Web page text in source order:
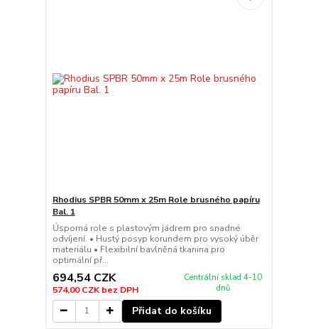
Rhodius SPBR 50mm x 25m Role brusného papíru
Bal. 1
Úsporná role s plastovým jádrem pro snadné
odvíjení. • Hustý posyp korundem pro vysoký úběr
materiálu • Flexibilní bavlněná tkanina pro
optimální př...
694,54 CZK
574,00 CZKbez DPH
Centrální sklad 4-10
dnů
Přidat do košíku